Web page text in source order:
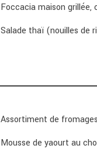
Foccacia maison
Salade thaï (nouilles de
Assortiment de
Mousse de yaourt au